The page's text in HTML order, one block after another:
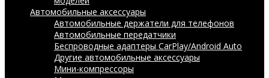
Автомобильные аксессуары
Автомобильные держатели для телефонов
Автомобильные передатчики
Беспроводные адаптеры CarPlay/Android Auto
Другие автомобильные аксессуары
Мини-компрессоры